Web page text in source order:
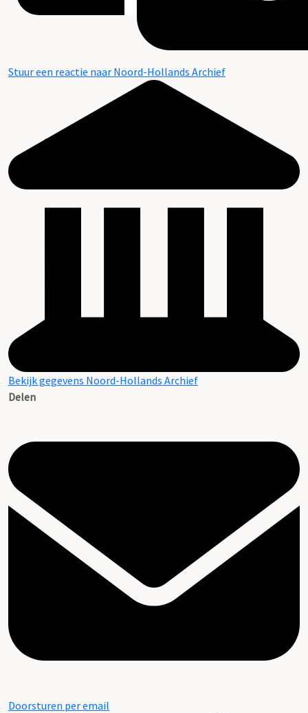
Stuur een reactie naar Noord-Hollands Archief
Bekijk gegevens Noord-Hollands Archief
Delen
Doorsturen per email